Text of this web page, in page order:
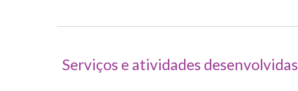
Serviços e atividades desenvolvidas